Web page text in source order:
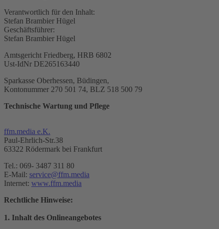
Verantwortlich für den Inhalt:
Stefan Brambier Hügel
Geschäftsführer:
Stefan Brambier Hügel
Amtsgericht Friedberg, HRB 6802
Ust-IdNr DE265163440
Sparkasse Oberhessen, Büdingen,
Kontonummer 270 501 74, BLZ 518 500 79
Technische Wartung und Pflege
ffm.media e.K.
Paul-Ehrlich-Str.38
63322 Rödermark bei Frankfurt
Tel.: 069- 3487 311 80
E-Mail: service@ffm.media
Internet: www.ffm.media
Rechtliche Hinweise:
1. Inhalt des Onlineangebotes